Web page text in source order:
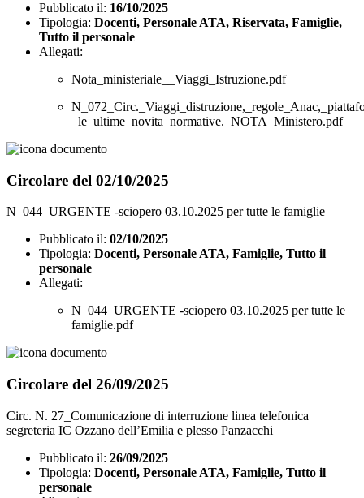
Pubblicato il: 16/10/2025
Tipologia: Docenti, Personale ATA, Riservata, Famiglie,
Tutto il personale
Allegati:
Nota_ministeriale__Viaggi_Istruzione.pdf
_le_ultime_novita_normative._NOTA_Ministero.pdf
Circolare del 02/10/2025
N_044_URGENTE -sciopero 03.10.2025 per tutte le famiglie
Pubblicato il: 02/10/2025
Tipologia: Docenti, Personale ATA, Famiglie, Tutto il
personale
Allegati:
N_044_URGENTE -sciopero 03.10.2025 per tutte le
famiglie.pdf
Circolare del 26/09/2025
Circ. N. 27_Comunicazione di interruzione linea telefonica
segreteria IC Ozzano dell’Emilia e plesso Panzacchi
Pubblicato il: 26/09/2025
Tipologia: Docenti, Personale ATA, Famiglie, Tutto il
personale